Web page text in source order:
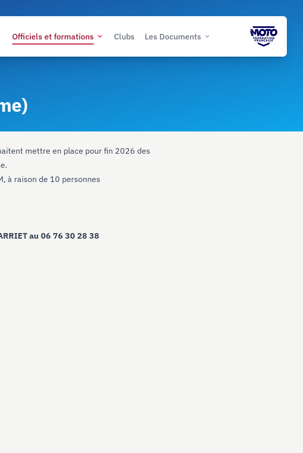
Aquitaine
Officiels et formations Clubs Les Documents
mettre en place pour fin 2026 des
à raison de 10 personnes
au 06 76 30 28 38